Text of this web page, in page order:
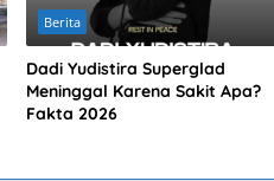
Berita
Dadi Yudistira Superglad
Meninggal Karena Sakit Apa?
Fakta 2026